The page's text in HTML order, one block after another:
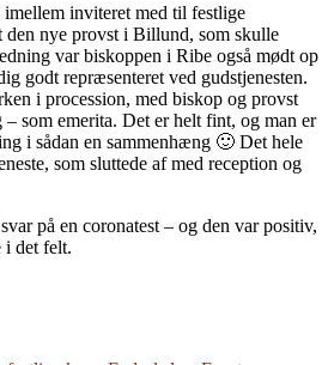
inviteret med til festlige
den nye provst i Billund, som skulle
var biskoppen i Ribe også mødt op
godt repræsenteret ved gudstjenesten.
i procession, med biskop og provst
som emerita. Det er helt fint, og man er
i sådan en sammenhæng 🙂 Det hele
som sluttede af med reception og
på en coronatest – og den var positiv,
i det felt.